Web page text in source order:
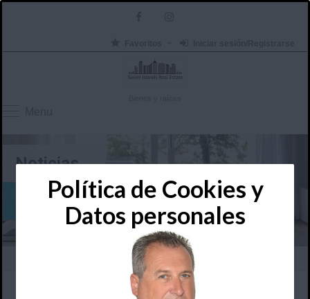
Noticias
Consulta las actualizaciones del mercado
fotoooonuevanueva
Política de Cookies y
Datos personales